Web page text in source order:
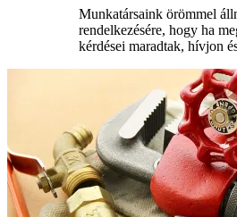
Munkatársaink örömmel
rendelkezésére, hogy ha
kérdései maradtak, hívjon